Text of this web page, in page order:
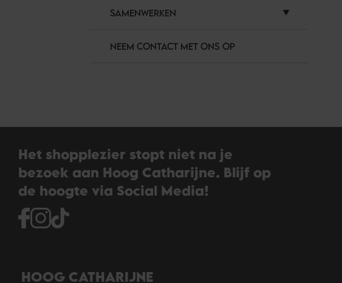
SAMENWERKEN
NEEM CONTACT MET ONS OP
Het shopplezier stopt niet na je
bezoek aan Hoog Catharijne. Blijf op
de hoogte via Social Media!
HOOG CATHARIJNE